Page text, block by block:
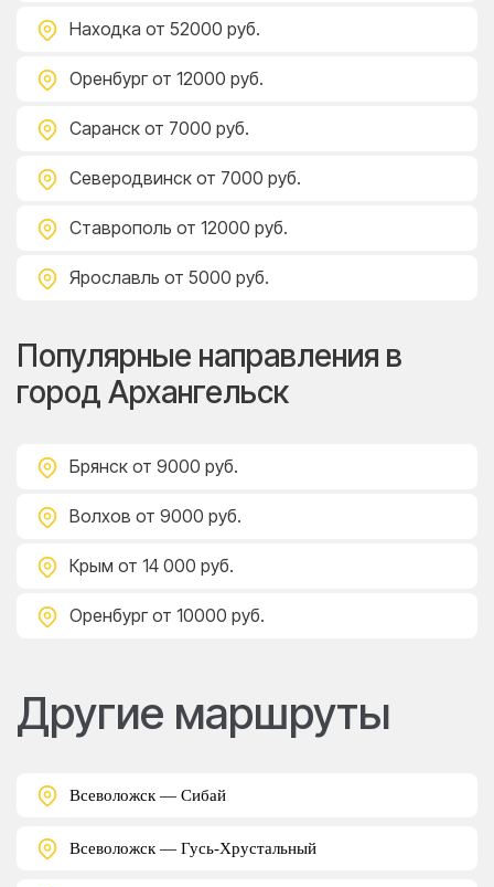
Находка от 52000 руб.
Оренбург от 12000 руб.
Саранск от 7000 руб.
Северодвинск от 7000 руб.
Ставрополь от 12000 руб.
Ярославль от 5000 руб.
Популярные направления в
город Архангельск
Брянск от 9000 руб.
Волхов от 9000 руб.
Крым от 14 000 руб.
Оренбург от 10000 руб.
Другие маршруты
Всеволожск — Сибай
Всеволожск — Гусь-Хрустальный